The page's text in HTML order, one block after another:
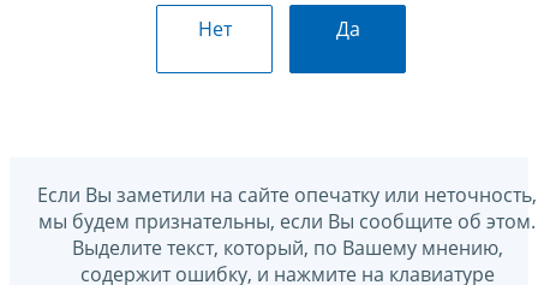
Нет Да
Если Вы заметили на сайте опечатку или неточность,
мы будем признательны, если Вы сообщите об этом.
Выделите текст, который, по Вашему мнению,
содержит ошибку, и нажмите на клавиатуре